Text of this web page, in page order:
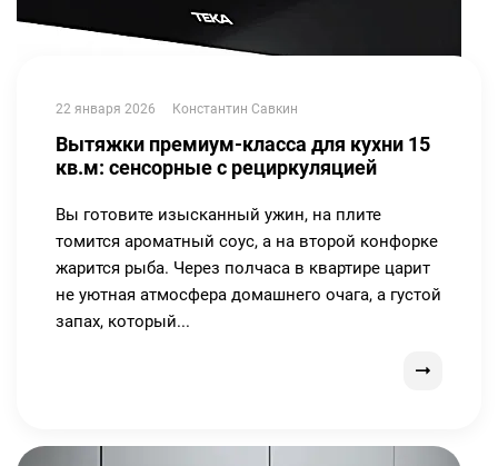
22 января 2026 Константин Савкин
Вытяжки премиум-класса для кухни 15
кв.м: сенсорные с рециркуляцией
Вы готовите изысканный ужин, на плите
томится ароматный соус, а на второй конфорке
жарится рыба. Через полчаса в квартире царит
не уютная атмосфера домашнего очага, а густой
запах, который...